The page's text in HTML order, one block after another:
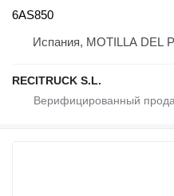
6AS850
Испания, MOTILLA DEL
RECITRUCK S.L.